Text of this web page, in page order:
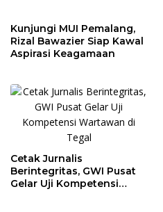
Kunjungi MUI Pemalang,
Rizal Bawazier Siap Kawal
Aspirasi Keagamaan
Cetak Jurnalis
Berintegritas, GWI Pusat
Gelar Uji Kompetensi